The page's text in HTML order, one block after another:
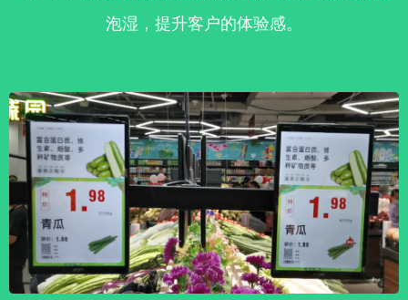
泡湿，提升客户的体验感。